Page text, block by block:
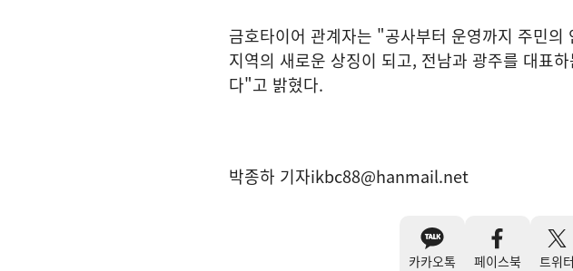
금호타이어 관계자는 "공사부터 운영까지 주민
지역의 새로운 상징이 되고, 전남과 광주를 대표
다"고 밝혔다.
박종하 기자ikbc88@hanmail.net
카카오톡 페이스북 트위터